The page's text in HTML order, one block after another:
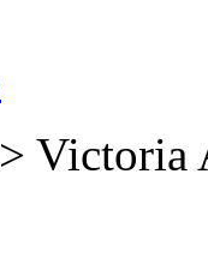
> Victoria